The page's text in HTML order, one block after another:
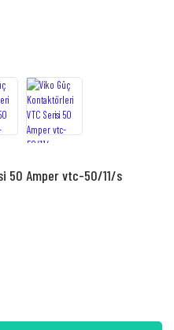
50 Amper vtc-50/11/s